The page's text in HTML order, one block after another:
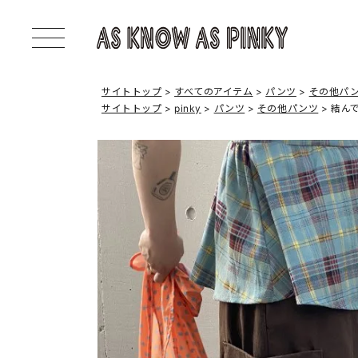
サイトトップ すべてのアイテム パンツ
その他パ
サイトトップ
pinky パンツ その他パンツ 結ん